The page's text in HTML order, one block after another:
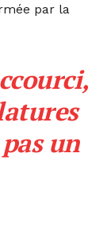
par la
un